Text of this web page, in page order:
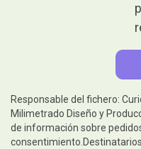
Responsable del fichero:
Milimetrado Diseño y
de información sobre